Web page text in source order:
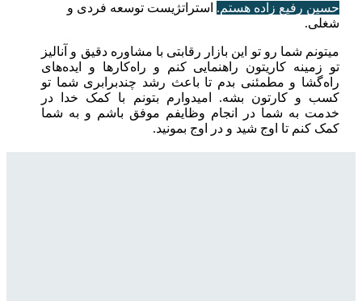
حسین رفیع زاده هستم. استراتژیست توسعه فردی و
شغلی.
میتونم شما رو تو این بازار رقابتی با مشاوره دقیق و آنالیز
تو زمینه کاریتون راهنمایی کنم و راه‌کارها و ایده‌های
راه‌گشا و مطمئنی بدم تا باعث رشد چندبرابری شما تو
کسب و کارتون بشه. امیدوارم بتونم با کمک خدا در
خدمت به شما در انجام وظایفم موفق باشم و به شما
کمک کنم تا اوج شید و در اوج بمونید.